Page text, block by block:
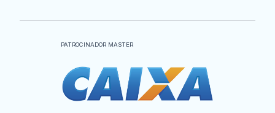
PATROCINADOR MASTER